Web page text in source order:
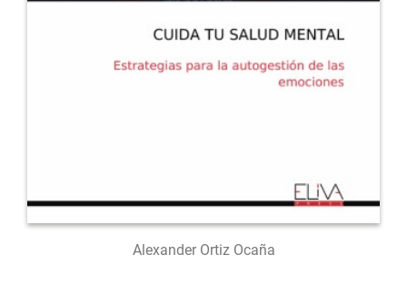
Alexander Ortiz Ocaña